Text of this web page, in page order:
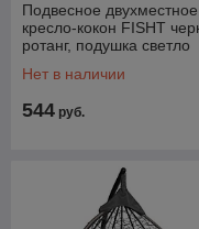
Подвесное двухместное
кресло-кокон FISHT
ротанг, подушка светло
Нет в наличии
544 руб.